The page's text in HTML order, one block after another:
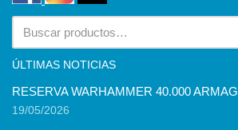
ÚLTIMAS NOTICIAS
RESERVA WARHAMMER 40.000
19/05/2026